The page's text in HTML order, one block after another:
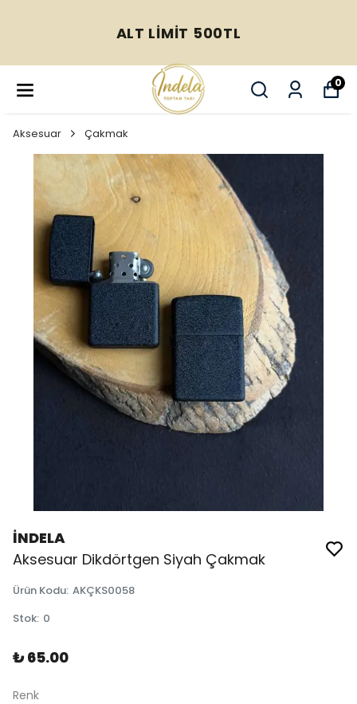
ALT LİMİT 500TL
0
Aksesuar Çakmak
İNDELA
Aksesuar Dikdörtgen Siyah Çakmak
Ürün Kodu: AKÇKS0058
Stok: 0
₺ 65.00
Renk